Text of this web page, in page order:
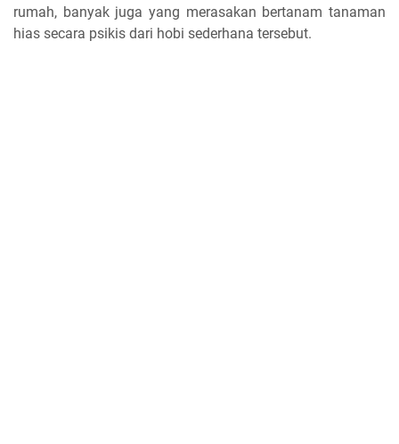
rumah, banyak juga yang merasakan bertanam tanaman
hias secara psikis dari hobi sederhana tersebut.